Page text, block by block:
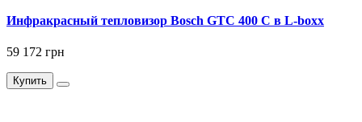
Инфракрасный тепловизор Bosch GTC 400 C в L-boxx
59 172 грн
Купить